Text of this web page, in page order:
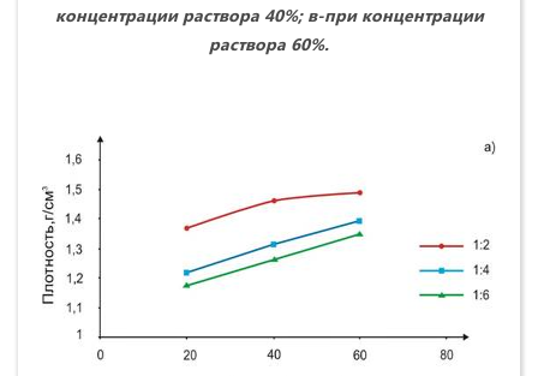
концентрации раствора 40%; в-при концентрации
раствора 60%.